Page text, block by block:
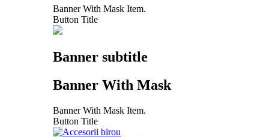
Banner With Mask Item.
Button Title
Banner subtitle
Banner With Mask
Banner With Mask Item.
Button Title